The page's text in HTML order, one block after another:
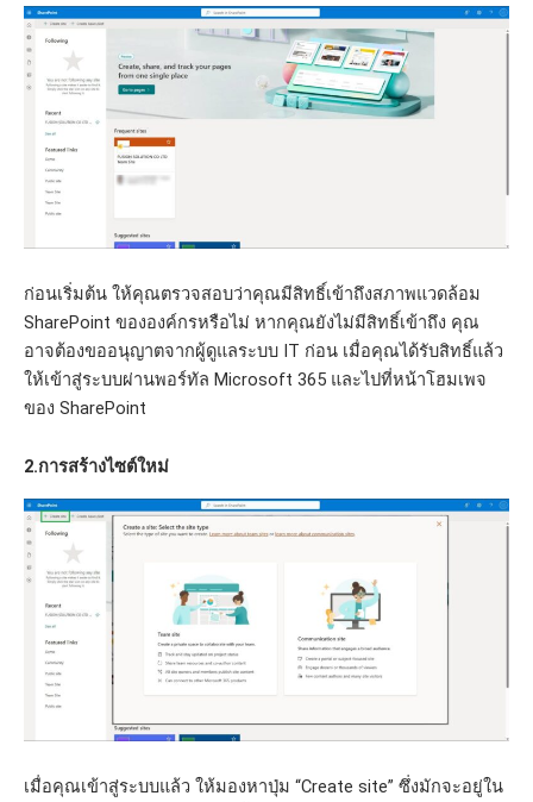
ก่อนเริ่มต้น ให้คุณตรวจสอบว่าคุณมีสิทธิ์เข้าถึงสภาพแวดล้อม
SharePoint ขององค์กรหรือไม่ หากคุณยังไม่มีสิทธิ์เข้าถึง คุณ
อาจต้องขออนุญาตจากผู้ดูแลระบบ IT ก่อน เมื่อคุณได้รับสิทธิ์แล้ว
ให้เข้าสู่ระบบผ่านพอร์ทัล Microsoft 365 และไปที่หน้าโฮมเพจ
ของ SharePoint
2.การสร้างไซต์ใหม่
เมื่อคุณเข้าสู่ระบบแล้ว ให้มองหาปุ่ม “Create site” ซึ่งมักจะอยู่ใน